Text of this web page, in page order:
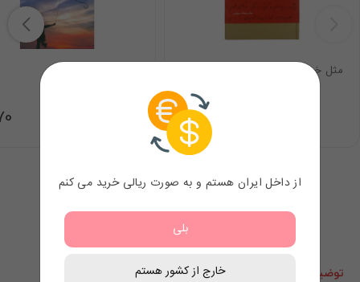
مثل خون در رگ های من
$11.60
توضیحات
از داخل ایران هستم و به صورت ریالی خرید می کنم
بلی
خارج از کشور هستم